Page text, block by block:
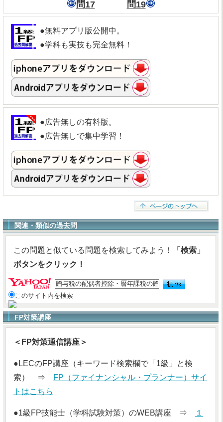
問17 問19
●無料アプリ版公開中。
●学科も実技も完全無料！
●広告無しの有料版。
●広告無しで集中学習！
関連・類似の過去問
この問題と似ている問題を検索してみよう！
「検索」
ボタンをクリック！
このサイト内を検索
FP対策講座
＜FP対策通信講座＞
●LECのFP講座（キーワード検索欄で「1級」と検
索） ⇒
FP（ファイナンシャル・プランナー）サイ
トはこちら
●1級FP技能士（学科試験対策）のWEB講座 ⇒
１